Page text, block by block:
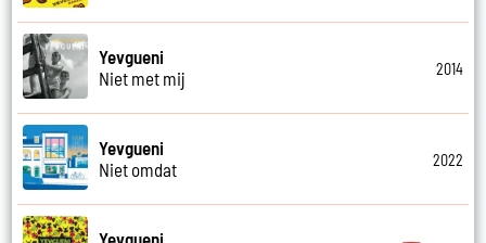
Yevgueni
Niet met mij
2014
Yevgueni
Niet omdat
2022